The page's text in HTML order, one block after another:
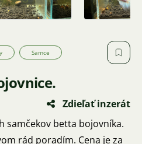
Samce
Zdieľať inzerát
samčekov betta bojovníka.
rád poradím. Cena je za